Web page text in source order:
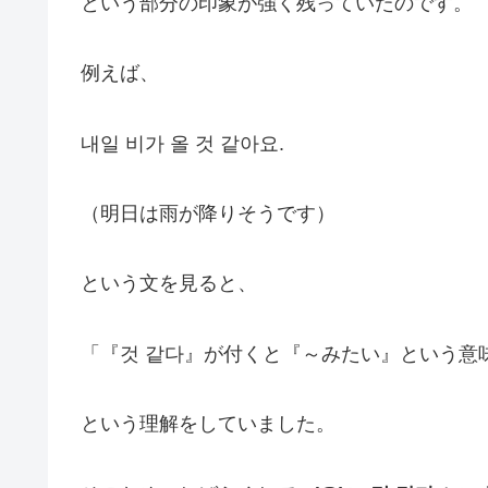
例えば、
내일 비가 올 것 같아요.
（明日は雨が降りそうです）
という文を見ると、
「『것 같다』が付くと『～みたい』という意
という理解をしていました。